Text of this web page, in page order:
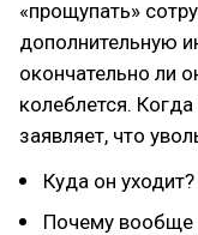
«прощупать»
дополнительную
окончательно ли
колеблется.
заявляет, что
Куда он уходит?
Почему вообще